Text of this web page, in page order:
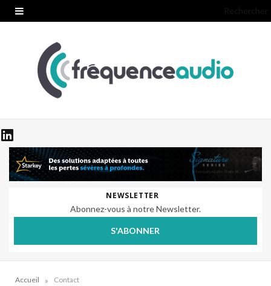
NEWSLETTER
Abonnez-vous à notre Newsletter.
S'ABONNER
Accueil » Contact